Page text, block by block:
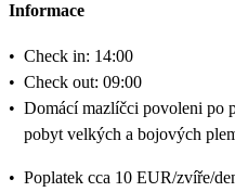
Informace
• Check in: 14:00
• Check out: 09:00
• Domácí mazlíčci povoleni po
pobyt velkých a bojových
• Poplatek cca 10 EUR/zvíře/